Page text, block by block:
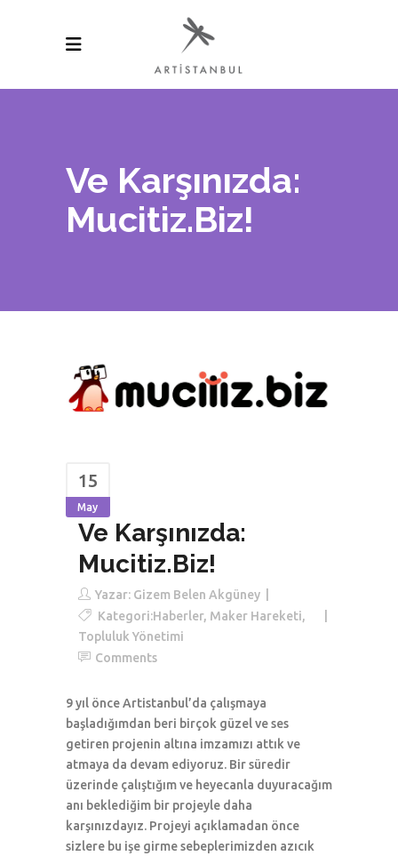
Ve Karşınızda:
Mucitiz.Biz!
15
May
Ve Karşınızda:
Mucitiz.Biz!
Yazar: Gizem Belen Akgüney
Kategori:Haberler, Maker Hareketi,
Topluluk Yönetimi
Comments
9 yıl önce Artistanbul’da çalışmaya
başladığımdan beri birçok güzel ve ses
getiren projenin altına imzamızı attık ve
atmaya da devam ediyoruz. Bir süredir
üzerinde çalıştığım ve heyecanla duyuracağım
anı beklediğim bir projeyle daha
karşınızdayız. Projeyi açıklamadan önce
sizlere bu işe girme sebeplerimizden azıcık